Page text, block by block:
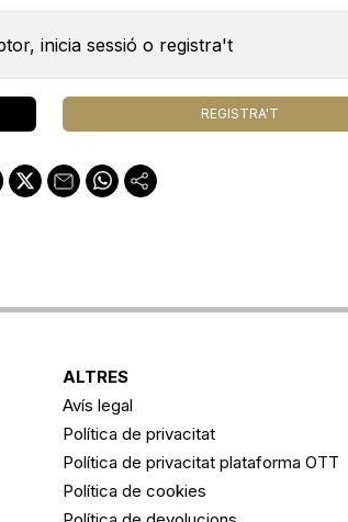
inicia sessió o registra't
REGISTRA'T
ALTRES
Avís legal
Política de privacitat
Política de privacitat plataforma OTT
Política de cookies